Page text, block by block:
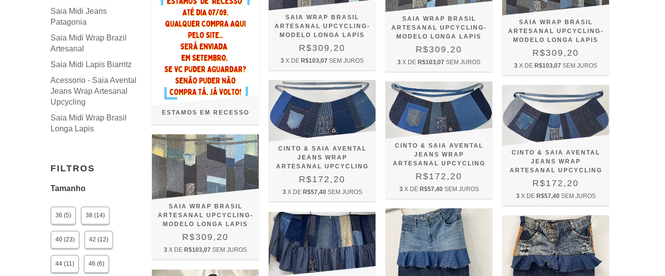
Saia Midi Jeans
Patagonia
Saia Midi Wrap Brazil
Artesanal
Saia Midi Lapis Biarritz
Acessorio - Saia Avental
Jeans Wrap Artesanal
Upcycling
Saia Midi Wrap Brasil
Longa Lapis
FILTROS
Tamanho
36 (5) 38 (14)
40 (23) 42 (12)
44 (11) 46 (6)
ESTAMOS EM RECESSO
SAIA WRAP BRASIL
ARTESANAL UPCYCLING-
MODELO LONGA LAPIS
R$309,20
3 X DER$103,07 SEM JUROS
SAIA WRAP BRASIL
ARTESANAL UPCYCLING-
MODELO LONGA LAPIS
R$309,20
3 X DER$103,07 SEM JUROS
SAIA WRAP BRASIL
ARTESANAL UPCYCLING-
MODELO LONGA LAPIS
R$309,20
3 X DE R$103,07 SEM JUROS
SAIA WRAP BRASIL
ARTESANAL UPCYCLING-
MODELO LONGA LAPIS
R$309,20
3 X DER$103,07 SEM JUROS
CINTO & SAIA AVENTAL
JEANS WRAP
ARTESANAL UPCYCLING
R$172,20
3 X DE R$57,40 SEM JUROS
CINTO & SAIA AVENTAL
JEANS WRAP
ARTESANAL UPCYCLING
R$172,20
3 X DE R$57,40 SEM JUROS
CINTO & SAIA AVENTAL
JEANS WRAP
ARTESANAL UPCYCLING
R$172,20
3 X DE R$57,40 SEM JUROS